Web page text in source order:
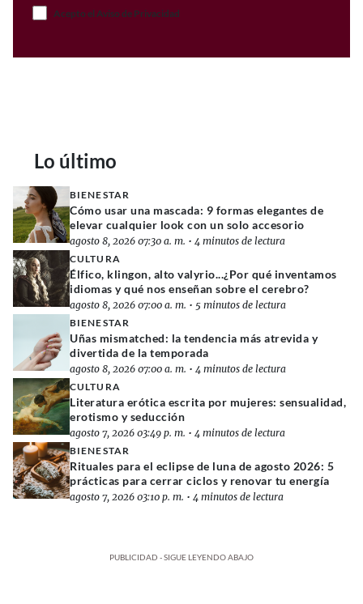
Acepto el Aviso de Privacidad
Lo último
BIENESTAR
Cómo usar una mascada: 9 formas elegantes de
elevar cualquier look con un solo accesorio
agosto 8, 2026 07:30 a. m. • 4 minutos de lectura
CULTURA
Élfico, klingon, alto valyrio...¿Por qué inventamos
idiomas y qué nos enseñan sobre el cerebro?
agosto 8, 2026 07:00 a. m. • 5 minutos de lectura
BIENESTAR
Uñas mismatched: la tendencia más atrevida y
divertida de la temporada
agosto 8, 2026 07:00 a. m. • 4 minutos de lectura
CULTURA
Literatura erótica escrita por mujeres: sensualidad,
erotismo y seducción
agosto 7, 2026 03:49 p. m. • 4 minutos de lectura
BIENESTAR
Rituales para el eclipse de luna de agosto 2026: 5
prácticas para cerrar ciclos y renovar tu energía
agosto 7, 2026 03:10 p. m. • 4 minutos de lectura
PUBLICIDAD - SIGUE LEYENDO ABAJO